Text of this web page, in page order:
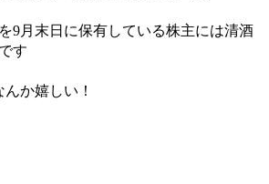
9月末日に保有している株主には清酒
す
か嬉しい！